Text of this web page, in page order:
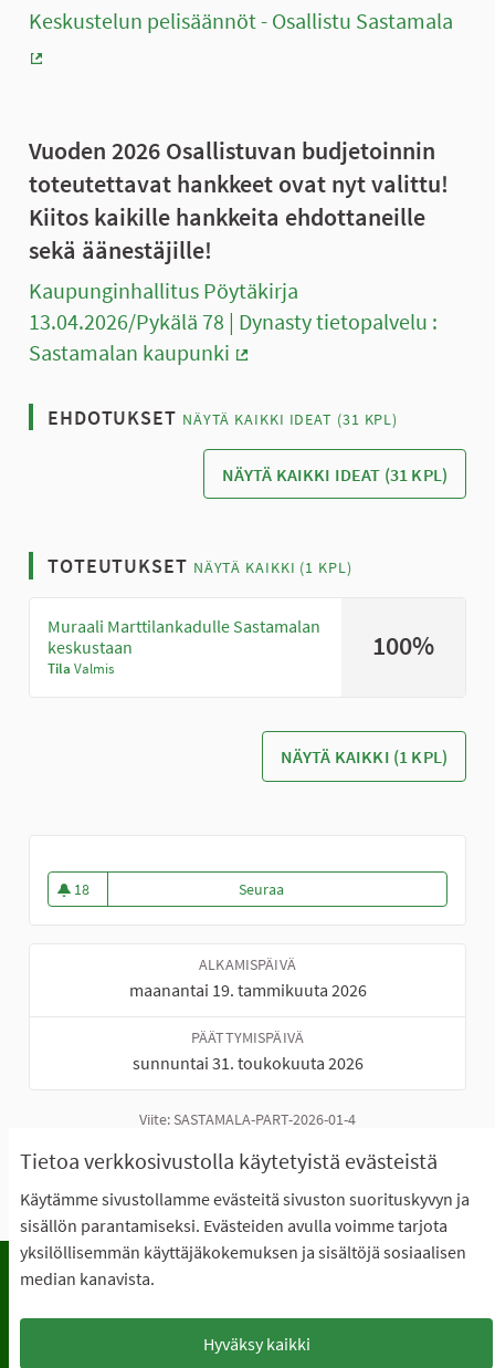
Tietoa verkkosivustolla käytetyistä evästeistä
Käytämme sivustollamme evästeitä sivuston suorituskyvyn ja
sisällön parantamiseksi. Evästeiden avulla voimme tarjota
yksilöllisemmän käyttäjäkokemuksen ja sisältöjä sosiaalisen
median kanavista.
Hyväksy kaikki
Keskustelun pelisäännöt - Osallistu Sastamala
Vuoden 2026 Osallistuvan budjetoinnin
toteutettavat hankkeet ovat nyt valittu!
Kiitos kaikille hankkeita ehdottaneille
sekä äänestäjille!
Kaupunginhallitus Pöytäkirja
13.04.2026/Pykälä 78 | Dynasty tietopalvelu :
Sastamalan kaupunki
EHDOTUKSET NÄYTÄ KAIKKI IDEAT (31 KPL)
NÄYTÄ KAIKKI IDEAT (31 KPL)
TOTEUTUKSET NÄYTÄ KAIKKI (1 KPL)
Muraali Marttilankadulle Sastamalan
keskustaan
Tila Valmis
100%
NÄYTÄ KAIKKI (1 KPL)
18
18 seuraajaa
SeuraaOsallistuva budjetointi 2026
ALKAMISPÄIVÄ
maanantai 19. tammikuuta 2026
PÄÄTTYMISPÄIVÄ
sunnuntai 31. toukokuuta 2026
Viite: SASTAMALA-PART-2026-01-4
Upota
Saavutettavuus